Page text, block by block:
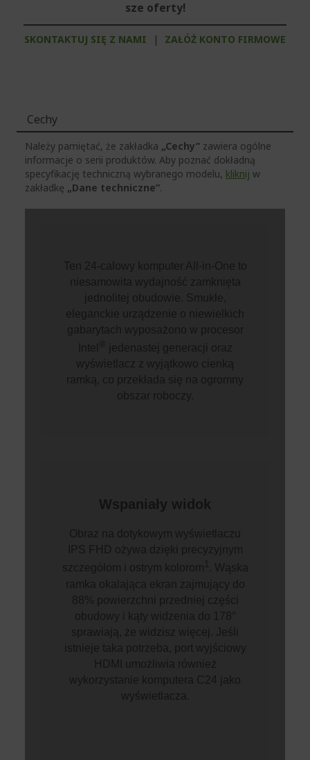
sze oferty!
SKONTAKTUJ SIĘ Z NAMI | ZAŁÓŻ KONTO FIRMOWE
Cechy
Należy pamiętać, że zakładka „Cechy” zawiera ogólne
informacje o serii produktów. Aby poznać dokładną
specyfikację techniczną wybranego modelu, kliknij w
zakładkę „Dane techniczne”.